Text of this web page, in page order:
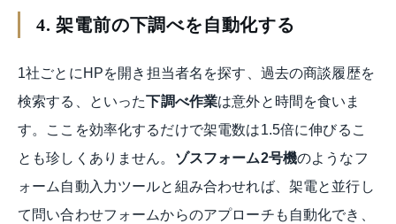
4. 架電前の下調べを自動化する
1社ごとにHPを開き担当者名を探す、過去の商談履歴を
検索する、といった下調べ作業は意外と時間を食いま
す。ここを効率化するだけで架電数は1.5倍に伸びるこ
とも珍しくありません。 ゾスフォーム2号機のようなフ
ォーム自動入力ツールと組み合わせれば、架電と並行し
て問い合わせフォームからのアプローチも自動化でき、